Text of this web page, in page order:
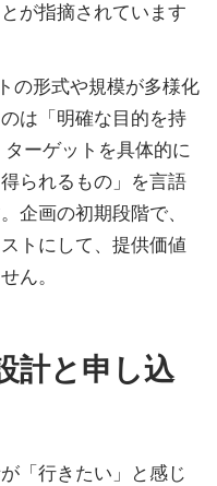
が指摘されています
の形式や規模が多様化
は「明確な目的を持
ターゲットを具体的に
られるもの」を言語
企画の初期段階で、
トにして、提供価値
ん。
計と申し込
「行きたい」と感じ